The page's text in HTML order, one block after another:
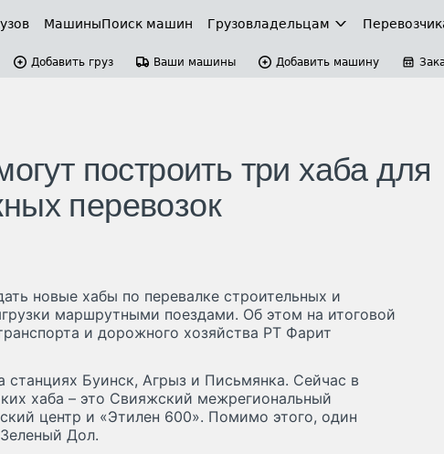
МашиныПоиск машин Грузовладельцам
Добавить груз Ваши машины Добавить машину
построить три хаба для
перевозок
новые хабы по перевалке строительных и
маршрутными поездами. Об этом на итоговой
и дорожного хозяйства РТ Фарит
станциях Буинск, Агрыз и Письмянка. Сейчас в
хаба – это Свияжский межрегиональный
центр и «Этилен 600». Помимо этого, один
Дол.